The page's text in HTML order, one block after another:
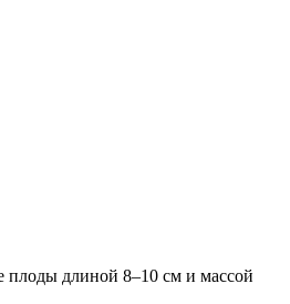
плоды длиной 8–10 см и массой